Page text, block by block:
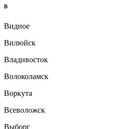
В
Видное
Вилюйск
Владивосток
Волоколамск
Воркута
Всеволожск
Выборг